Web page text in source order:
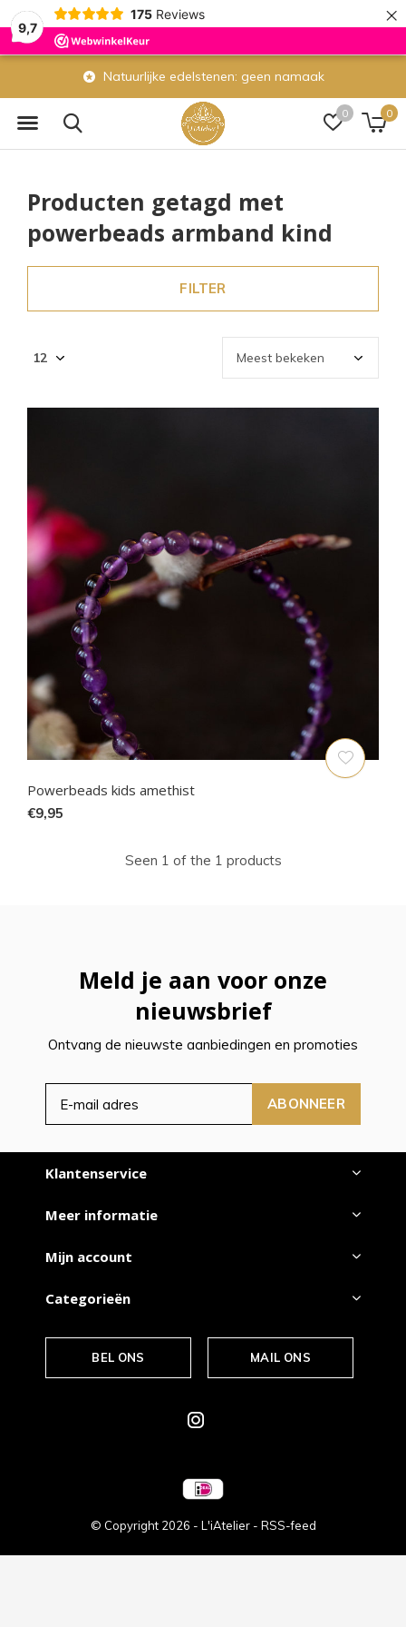
9,7
175 Reviews ×
0 0
Natuurlijke edelstenen: geen namaak
Producten getagd met
powerbeads armband kind
FILTER
Powerbeads kids amethist
€9,95
Seen 1 of the 1 products
Meld je aan voor onze
nieuwsbrief
Ontvang de nieuwste aanbiedingen en promoties
ABONNEER
Klantenservice
Meer informatie
Mijn account
Categorieën
BEL ONS MAIL ONS
© Copyright 2026 - L'iAtelier - RSS-feed